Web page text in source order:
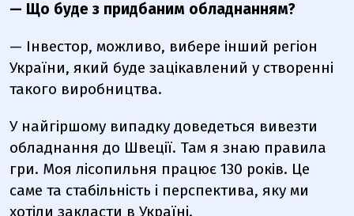
— Що буде з придбаним обладнанням?
— Інвестор, можливо, вибере інший регіон
України, який буде зацікавлений у створенні
такого виробництва.
У найгіршому випадку доведеться вивезти
обладнання до Швеції. Там я знаю правила
гри. Моя лісопильня працює 130 років. Це
саме та стабільність і перспектива, яку ми
хотіли закласти в Україні.